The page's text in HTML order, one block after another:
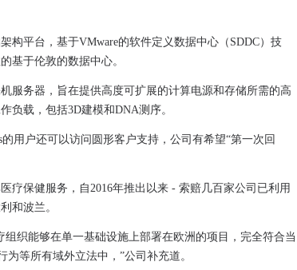
社区的眼睛合作机会
站，但问题仍然超过回应
Infinera以促进频谱容量
换路径开放和多样化
据提取技术
市民创新挑战挑战入围
隐私标准
项目
构平台，基于VMware的软件定义数据中心（SDDC）技
基于伦敦的数据中心。
服务器，旨在提供高度可扩展的计算电源和存储所需的高
负载，包括3D建模和DNA测序。
的用户还可以访问圆形客户支持，公司有希望“第一次回
疗保健服务，自2016年推出以来 - 索赔几百家公司已利用
和波兰。
组织能够在单一基础设施上部署在欧洲的项目，完全符合当
为等所有域外立法中，”公司补充道。